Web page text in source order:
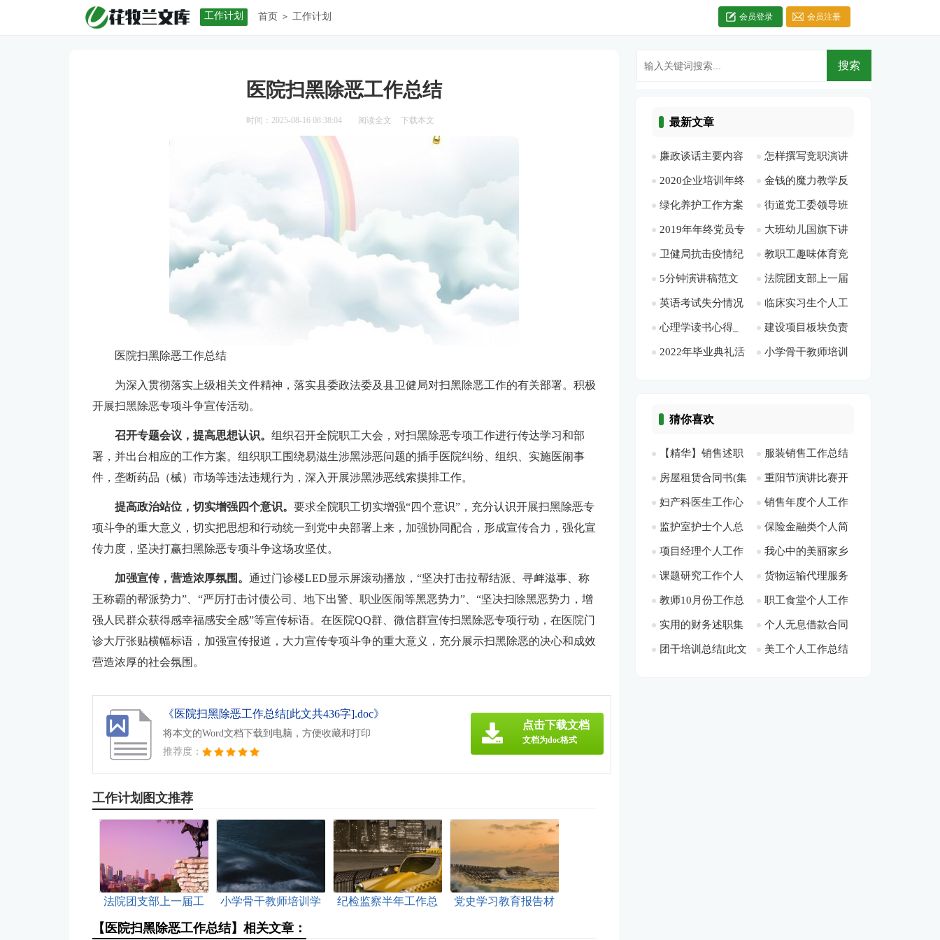
工作计划 首页 > 工作计划 会员登录 会员注册
医院扫黑除恶工作总结
时间：2025-08-16 08:38:04 阅读全文 下载本文
医院扫黑除恶工作总结
为深入贯彻落实上级相关文件精神，落实县委政法委及县卫健局对扫黑除恶工作的有关部署。积极
开展扫黑除恶专项斗争宣传活动。
召开专题会议，提高思想认识。 组织召开全院职工大会，对扫黑除恶专项工作进行传达学习和部
署，并出台相应的工作方案。组织职工围绕易滋生涉黑涉恶问题的插手医院纠纷、组织、实施医闹事
件，垄断药品（械）市场等违法违规行为，深入开展涉黑涉恶线索摸排工作。
提高政治站位，切实增强四个意识。 要求全院职工切实增强“四个意识”，充分认识开展扫黑除恶专
项斗争的重大意义，切实把思想和行动统一到党中央部署上来，加强协同配合，形成宣传合力，强化宣
传力度，坚决打赢扫黑除恶专项斗争这场攻坚仗。
加强宣传，营造浓厚氛围。 通过门诊楼LED显示屏滚动播放，“坚决打击拉帮结派、寻衅滋事、称
王称霸的帮派势力”、“严厉打击讨债公司、地下出警、职业医闹等黑恶势力”、“坚决扫除黑恶势力，增
强人民群众获得感幸福感安全感”等宣传标语。在医院QQ群、微信群宣传扫黑除恶专项行动，在医院门
诊大厅张贴横幅标语，加强宣传报道，大力宣传专项斗争的重大意义，充分展示扫黑除恶的决心和成效
营造浓厚的社会氛围。
《医院扫黑除恶工作总结[此文共436字].doc》
将本文的Word文档下载到电脑，方便收藏和打印
推荐度：
点击下载文档
文档为doc格式
工作计划图文推荐
法院团支部上一届工
小学骨干教师培训学
纪检监察半年工作总
党史学习教育报告材
【医院扫黑除恶工作总结】相关文章：
最新文章
廉政谈话主要内容
[此文共1581字]
怎样撰写竞职演讲
稿[此文共7858字]
2020企业培训年终
工作总结多篇[此文
共7472字]
金钱的魔力教学反
思[此文共15384字]
绿化养护工作方案
[此文共2065字]
街道党工委领导班
子述职报告-述职报
告[此文共14852字]
2019年年终党员专
题组织生活会检视剖
析材料[此文共2010
字]
大班幼儿国旗下讲
话简短[此文共2132
字]
卫健局抗击疫情纪
实[此文共1829字]
教职工趣味体育竞
赛活动方案[此文共
394字]
5分钟演讲稿范文
（多篇）[此文共
5094字]
法院团支部上一届
工作总结[此文共
1228字]
英语考试失分情况
分析总结[此文共550
字]
临床实习生个人工
作总结[此文共9337
字]
心理学读书心得_
读《心理学》心得
建设项目板块负责
人和党支部书记个人
2022年毕业典礼活 小学骨干教师培训
猜你喜欢
【精华】销售述职
模板五篇[此文共
8288字]
服装销售工作总结
【精】[此文共16703
字]
房屋租赁合同书(集
合12篇)[此文共
17422字]
重阳节演讲比赛开
场白[此文共3511字]
妇产科医生工作心
得体会[此文共5332
字]
销售年度个人工作
总结(集合15篇)[此文
共24039字]
监护室护士个人总
结[此文共10975字]
保险金融类个人简
历表格[此文共538
字]
项目经理个人工作
总结(通用15篇)[此文
共27070字]
我心中的美丽家乡
演讲稿多篇[此文共
2522字]
课题研究工作个人
总结12篇[此文共
16748字]
货物运输代理服务
合同3篇[此文共5291
字]
教师10月份工作总
结新版参考2020【多
篇】[此文共5404字]
职工食堂个人工作
总结(5篇)[此文共
8279字]
实用的财务述职集
锦七篇[此文共7639
个人无息借款合同
[此文共1112字]
团干培训总结[此文 美工个人工作总结